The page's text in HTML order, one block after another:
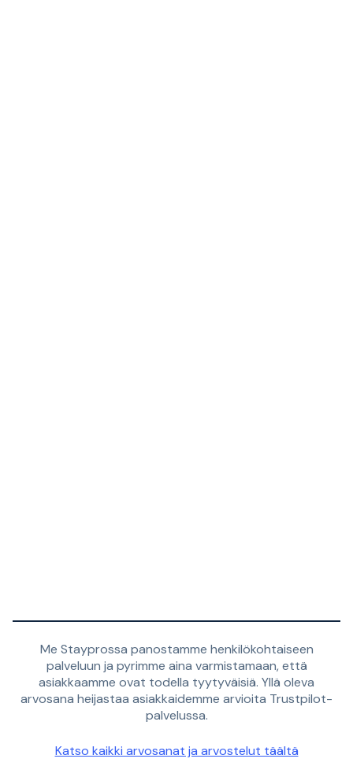
Me Stayprossa panostamme henkilökohtaiseen
palveluun ja pyrimme aina varmistamaan, että
asiakkaamme ovat todella tyytyväisiä. Yllä oleva
arvosana heijastaa asiakkaidemme arvioita Trustpilot-
palvelussa.
Katso kaikki arvosanat ja arvostelut täältä